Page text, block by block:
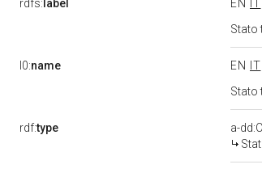
rdfs: label EN
IT
Stato
l0:name EN
IT
Stato
rdf:type
a-